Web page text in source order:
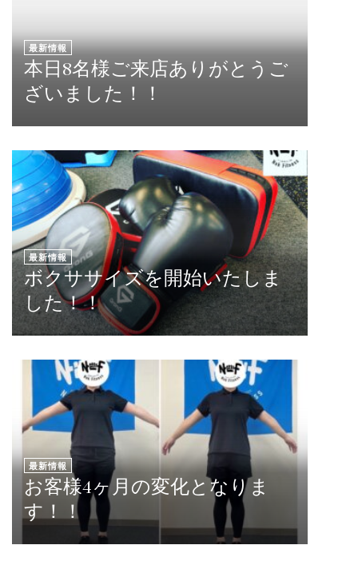
最新情報
本日8名様ご来店ありがとうご
ざいました！！
最新情報
ボクササイズを開始いたしま
した！！
最新情報
お客様4ヶ月の変化となりま
す！！